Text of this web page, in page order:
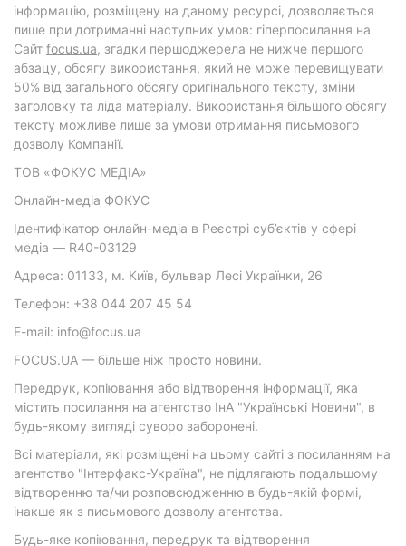
інформацію, розміщену на даному ресурсі, дозволяється
лише при дотриманні наступних умов: гіперпосилання на
Cайт focus.ua, згадки першоджерела не нижче першого
абзацу, обсягу використання, який не може перевищувати
50% від загального обсягу оригінального тексту, зміни
заголовку та ліда матеріалу. Використання більшого обсягу
тексту можливе лише за умови отримання письмового
дозволу Компанії.
ТОВ «ФОКУС МЕДІА»
Онлайн-медіа ФОКУС
Ідентифікатор онлайн-медіа в Реєстрі суб’єктів у сфері
медіа — R40-03129
Адреса: 01133, м. Київ, бульвар Лесі Українки, 26
Телефон: +38 044 207 45 54
E-mail: info@focus.ua
FOCUS.UA — більше ніж просто новини.
Передрук, копіювання або відтворення інформації, яка
містить посилання на агентство ІнА "Українські Новини", в
будь-якому вигляді суворо заборонені.
Всі матеріали, які розміщені на цьому сайті з посиланням на
агентство "Інтерфакс-Україна", не підлягають подальшому
відтворенню та/чи розповсюдженню в будь-якій формі,
інакше як з письмового дозволу агентства.
Будь-яке копіювання, передрук та відтворення